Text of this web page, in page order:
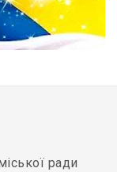
ради